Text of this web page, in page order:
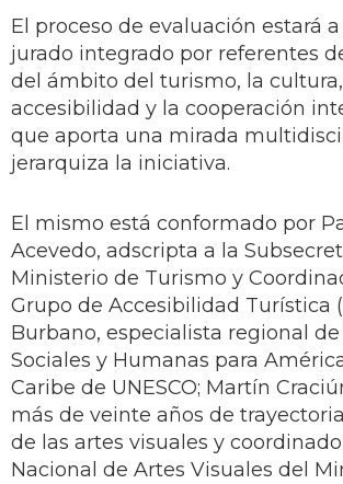
El proceso de evaluación estará
jurado integrado por referentes
del ámbito del turismo, la
accesibilidad y la cooperación
que aporta una mirada
jerarquiza la iniciativa.
El mismo está conformado por
Acevedo, adscripta a la
Ministerio de Turismo y
Grupo de Accesibilidad Turística
Burbano, especialista regional de
Sociales y Humanas para
Caribe de UNESCO; Martín
más de veinte años de
de las artes visuales y
Nacional de Artes Visuales del